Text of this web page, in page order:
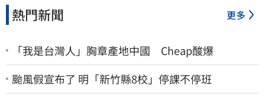
熱門新聞 更多
「我是台灣人」胸章產地中國 Cheap酸爆
颱風假宣布了 明「新竹縣8校」停課不停班